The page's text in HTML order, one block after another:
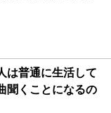
は普通に生活して
聞くことになるの